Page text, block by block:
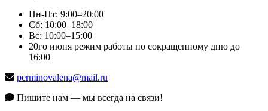
Пн-Пт: 9:00–20:00
Сб: 10:00–18:00
Вс: 10:00–15:00
20го июня режим работы по сокращенному дню до
16:00
perminovalena@mail.ru
Пишите нам — мы всегда на связи!